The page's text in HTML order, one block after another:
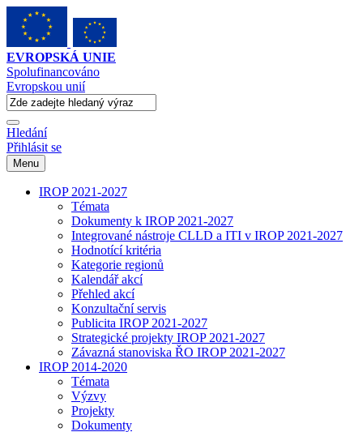
EVROPSKÁ UNIE
Spolufinancováno
Evropskou unií
Hledání
Přihlásit se
Menu
IROP 2021-2027
Témata
Dokumenty k IROP 2021-2027
Integrované nástroje CLLD a ITI v IROP 2021-2027
Hodnotící kritéria
Kategorie regionů
Kalendář akcí
Přehled akcí
Konzultační servis
Publicita IROP 2021-2027
Strategické projekty IROP 2021-2027
Závazná stanoviska ŘO IROP 2021-2027
IROP 2014-2020
Témata
Výzvy
Projekty
Dokumenty